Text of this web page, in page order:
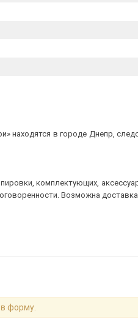
находятся в городе Днепр,
комплектующих,
Возможна
форму.